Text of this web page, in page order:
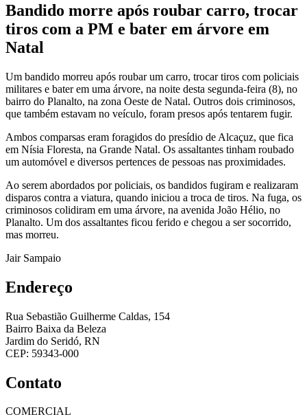
Bandido morre após roubar carro, trocar
tiros com a PM e bater em árvore em
Natal
Um bandido morreu após roubar um carro, trocar tiros com policiais
militares e bater em uma árvore, na noite desta segunda-feira (8), no
bairro do Planalto, na zona Oeste de Natal. Outros dois criminosos,
que também estavam no veículo, foram presos após tentarem fugir.
Ambos comparsas eram foragidos do presídio de Alcaçuz, que fica
em Nísia Floresta, na Grande Natal. Os assaltantes tinham roubado
um automóvel e diversos pertences de pessoas nas proximidades.
Ao serem abordados por policiais, os bandidos fugiram e realizaram
disparos contra a viatura, quando iniciou a troca de tiros. Na fuga, os
criminosos colidiram em uma árvore, na avenida João Hélio, no
Planalto. Um dos assaltantes ficou ferido e chegou a ser socorrido,
mas morreu.
Jair Sampaio
Endereço
Rua Sebastião Guilherme Caldas, 154
Bairro Baixa da Beleza
Jardim do Seridó, RN
CEP: 59343-000
Contato
COMERCIAL